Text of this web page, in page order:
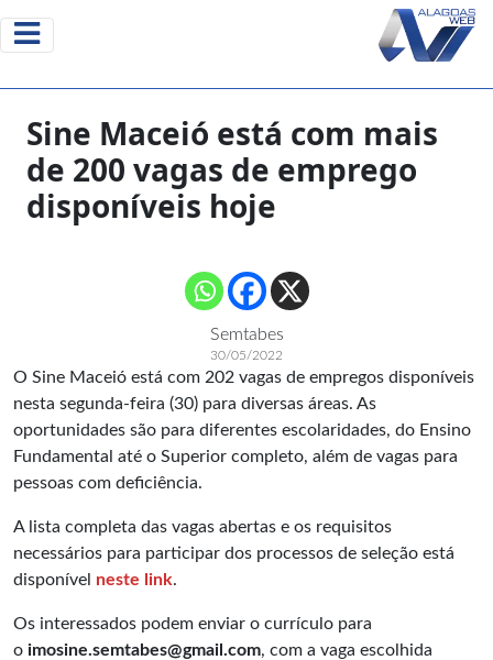
Sine Maceió está com mais
de 200 vagas de emprego
disponíveis hoje
Semtabes
30/05/2022
O Sine Maceió está com 202 vagas de empregos disponíveis
nesta segunda-feira (30) para diversas áreas. As
oportunidades são para diferentes escolaridades, do Ensino
Fundamental até o Superior completo, além de vagas para
pessoas com deficiência.
A lista completa das vagas abertas e os requisitos
necessários para participar dos processos de seleção está
disponível neste link.
Os interessados podem enviar o currículo para
o imosine.semtabes@gmail.com, com a vaga escolhida